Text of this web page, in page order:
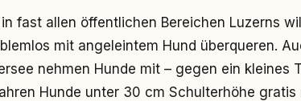
fast allen öffentlichen Bereichen Luzerns
mit angeleintem Hund überqueren.
nehmen Hunde mit – gegen ein kleines
Hunde unter 30 cm Schulterhöhe